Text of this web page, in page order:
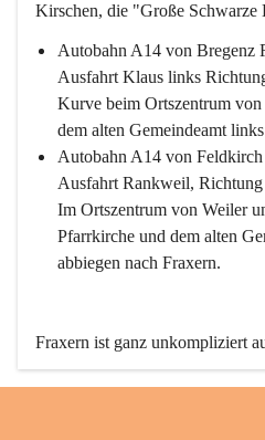
Kirschen, die "Große Schwarze
Autobahn A14 von Bregenz
Ausfahrt Klaus links
Kurve beim Ortszentrum
dem alten Gemeindeamt
Autobahn A14 von
Ausfahrt Rankweil,
Im Ortszentrum von Weiler
Pfarrkirche und dem alten
abbiegen nach Fraxern.
Fraxern ist ganz unkompliziert
den öffentlichen